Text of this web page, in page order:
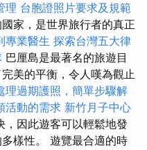
理 台胞證照片要求及規範
家，是世界旅行者的真正
專業醫生 探索台灣五大律
巴厘島是最著名的旅遊目
美的平衡，令人嘆為觀止
理過期護照，簡單步驟解
活動的需求 新竹月子中心
，因此遊客可以輕鬆地發
樣性。 遊覽最合適的時